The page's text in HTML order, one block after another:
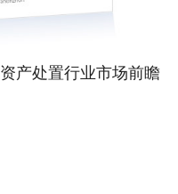
产处置行业市场前瞻